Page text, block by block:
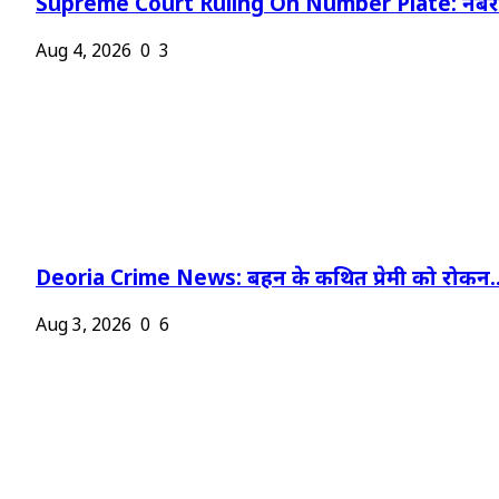
Supreme Court Ruling On Number Plate:
Aug 4, 2026 0 3
Deoria Crime News: बहन के कथित प्रेमी को
Aug 3, 2026 0 6